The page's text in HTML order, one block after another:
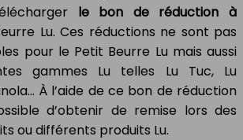
le bon de réduction à
Lu. Ces réductions ne sont pas
pour le Petit Beurre Lu mais aussi
gammes Lu telles Lu Tuc, Lu
À l’aide de ce bon de réduction
d’obtenir de remise lors des
ou différents produits Lu.